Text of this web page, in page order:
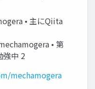
• 主にQiita
• 第
強中 2
mechamogera